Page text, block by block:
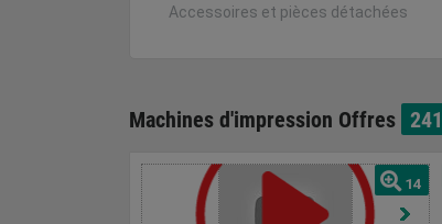
Accessoires et pièces détachées
Machines d'impression Offres 241
14